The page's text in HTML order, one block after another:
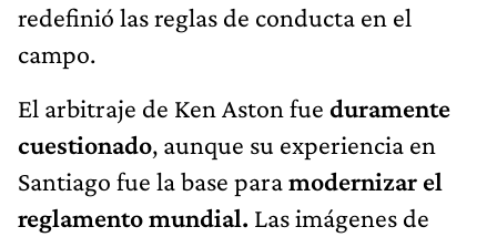
redefinió las reglas de conducta en el
campo.
El arbitraje de Ken Aston fue duramente
cuestionado, aunque su experiencia en
Santiago fue la base paramodernizar el
reglamento mundial. Las imágenes de